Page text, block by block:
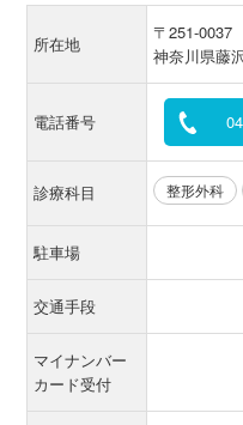
所在地
〒251-0037
神奈川県藤
電話番号
診療科目 整形外科
駐車場
交通手段
マイナンバー
カード受付